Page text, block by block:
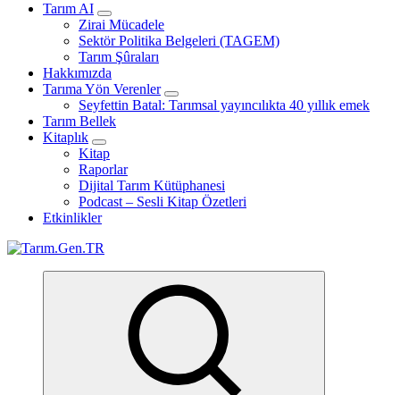
Tarım AI
Zirai Mücadele
Sektör Politika Belgeleri (TAGEM)
Tarım Şûraları
Hakkımızda
Tarıma Yön Verenler
Seyfettin Batal: Tarımsal yayıncılıkta 40 yıllık emek
Tarım Bellek
Kitaplık
Kitap
Raporlar
Dijital Tarım Kütüphanesi
Podcast – Sesli Kitap Özetleri
Etkinlikler
Türk Tarımının İnternetteki Adresi